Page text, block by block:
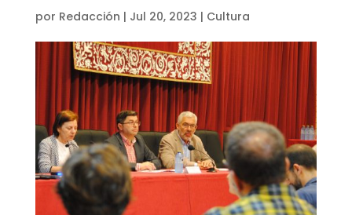
por Redacción | Jul 20, 2023 | Cultura